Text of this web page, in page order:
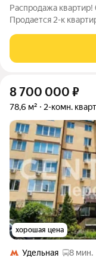
Распродажа
Продается 2-к
203 корпусе.
районе
8 700 000 ₽
78,6 м² 2-комн.
хорошая цена
Удельная
8 мин.